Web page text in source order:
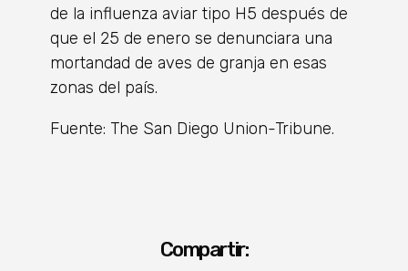
de la influenza aviar tipo H5 después de
que el 25 de enero se denunciara una
mortandad de aves de granja en esas
zonas del país.
Fuente: The San Diego Union-Tribune.
Compartir: